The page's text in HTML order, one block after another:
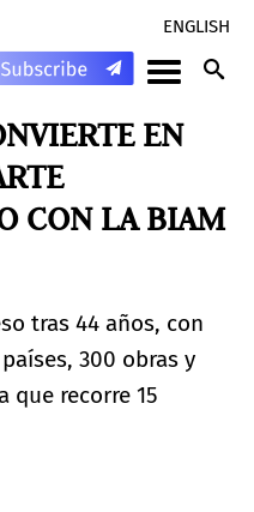
ENGLISH
EN
CON LA BIAM
tras 44 años, con
300 obras y
que recorre 15